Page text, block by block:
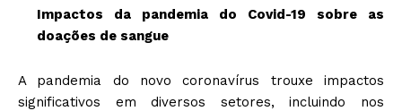
Impactos da pandemia do Covid-19 sobre as
doações de sangue
A pandemia do novo coronavírus trouxe impactos
significativos em diversos setores, incluindo nos